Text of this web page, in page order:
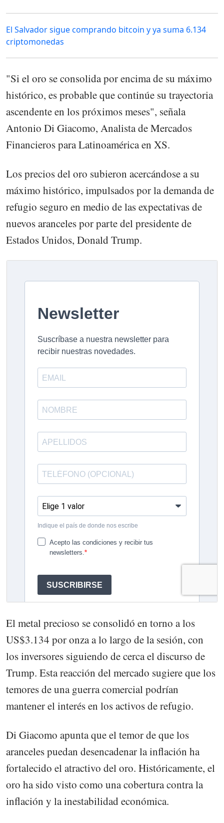
El Salvador sigue comprando bitcoin y ya suma 6.134
criptomonedas
"Si el oro se consolida por encima de su máximo
histórico, es probable que continúe su trayectoria
ascendente en los próximos meses", señala
Antonio Di Giacomo, Analista de Mercados
Financieros para Latinoamérica en XS.
Los precios del oro subieron acercándose a su
máximo histórico, impulsados por la demanda de
refugio seguro en medio de las expectativas de
nuevos aranceles por parte del presidente de
Estados Unidos, Donald Trump.
El metal precioso se consolidó en torno a los
US$3.134 por onza a lo largo de la sesión, con
los inversores siguiendo de cerca el discurso de
Trump. Esta reacción del mercado sugiere que los
temores de una guerra comercial podrían
mantener el interés en los activos de refugio.
Di Giacomo apunta que el temor de que los
aranceles puedan desencadenar la inflación ha
fortalecido el atractivo del oro. Históricamente, el
oro ha sido visto como una cobertura contra la
inflación y la inestabilidad económica.